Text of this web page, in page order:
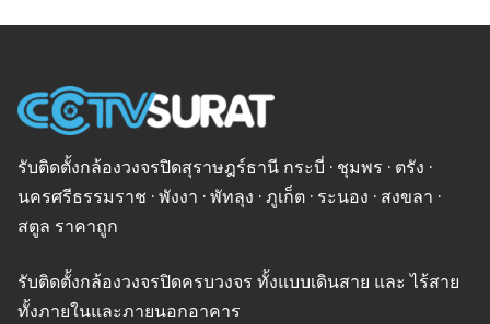
รับติดตั้งกล้องวงจรปิดสุราษฎร์ธานี กระบี่ · ชุมพร · ตรัง ·
นครศรีธรรมราช · พังงา · พัทลุง · ภูเก็ต · ระนอง · สงขลา ·
สตูล ราคาถูก
รับติดตั้งกล้องวงจรปิดครบวงจร ทั้งแบบเดินสาย และ ไร้สาย
ทั้งภายในและภายนอกอาคาร